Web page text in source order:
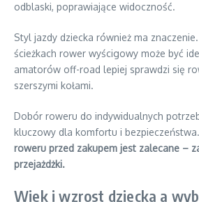
odblaski, poprawiające widoczność.
Styl jazdy dziecka również ma
ścieżkach rower wyścigowy może być
amatorów off-road lepiej sprawdzi się
szerszymi kołami.
Dobór roweru do indywidualnych
kluczowy dla komfortu i bezpieczeństwa.
roweru przed zakupem jest zalecane –
przejażdżki.
Wiek i wzrost dziecka a